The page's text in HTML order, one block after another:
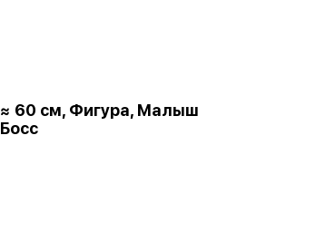
≈ 60 см, Фигура, Малыш
Босс